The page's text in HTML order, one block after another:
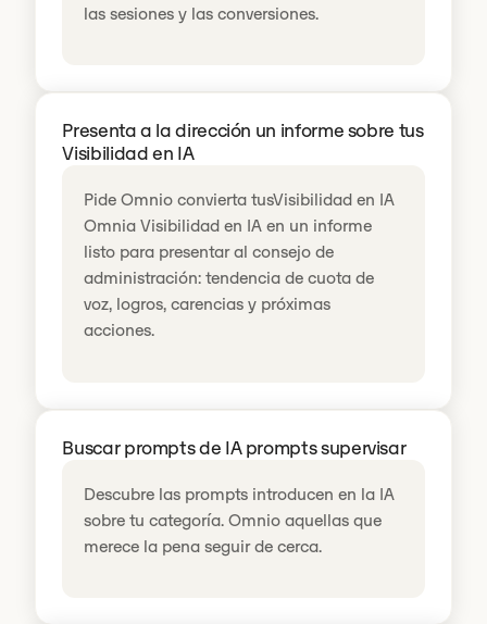
las sesiones y las conversiones.
Presenta a la dirección un informe sobre tus
Visibilidad en IA
Pide Omnio convierta tusVisibilidad en IA
Omnia Visibilidad en IA en un informe
listo para presentar al consejo de
administración: tendencia de cuota de
voz, logros, carencias y próximas
acciones.
Buscar prompts de IA prompts supervisar
Descubre las prompts introducen en la IA
sobre tu categoría. Omnio aquellas que
merece la pena seguir de cerca.